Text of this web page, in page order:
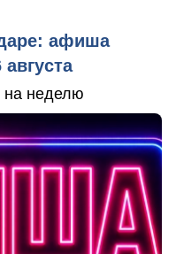
афиша
на неделю